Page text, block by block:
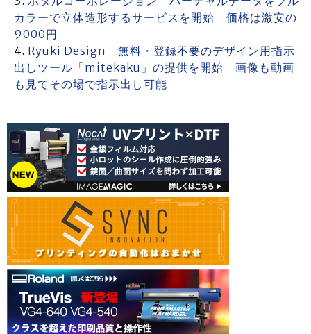
カラーで立体造形するサービスを開始 価格は激安の
9000円
Ryuki Design 無料・登録不要のデザイン用指示
出しツール「mitekaku」の提供を開始 画像も動画
も見てその場で指示出し可能